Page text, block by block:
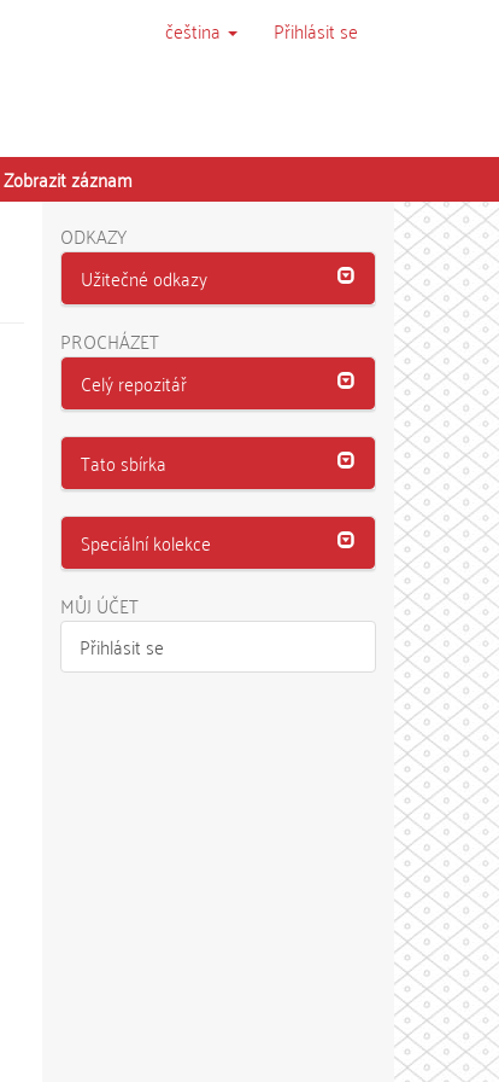
čeština Přihlásit se
Zobrazit záznam
ODKAZY
Užitečné odkazy
PROCHÁZET
Celý repozitář
Tato sbírka
Speciální kolekce
MŮJ ÚČET
Přihlásit se